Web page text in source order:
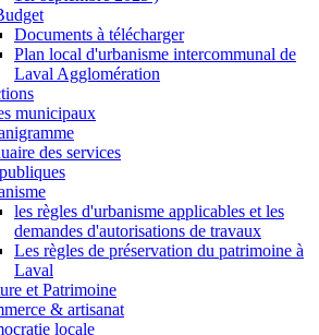
Documents à télécharger
Plan local d'urbanisme intercommunal de
Laval Agglomération
municipaux
des services
les règles d'urbanisme applicables et les
demandes d'autorisations de travaux
Les règles de préservation du patrimoine à
Laval
et Patrimoine
& artisanat
locale